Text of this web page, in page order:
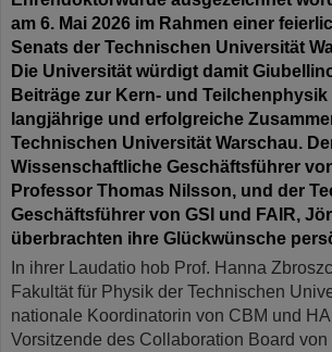
am 6. Mai 2026 im Rahmen einer
Senats der Technischen Universität
Die Universität würdigt damit
Beiträge zur Kern- und
langjährige und erfolgreiche
Technischen Universität Warschau.
Wissenschaftliche Geschäftsführer
Professor Thomas Nilsson, und der
Geschäftsführer von GSI und FAIR,
überbrachten ihre Glückwünsche
In ihrer Laudatio hob Prof. Hanna
Fakultät für Physik der Technischen
nationale Koordinatorin von CBM und
Vorsitzende des Collaboration Board